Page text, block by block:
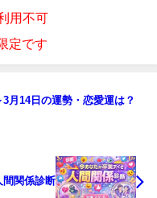
用不可
定です
月14日の運勢・恋愛運は？
間関係診断